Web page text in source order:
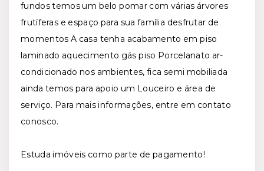
fundos temos um belo pomar com várias árvores
frutíferas e espaço para sua família desfrutar de
momentos A casa tenha acabamento em piso
laminado aquecimento gás piso Porcelanato ar-
condicionado nos ambientes, fica semi mobiliada
ainda temos para apoio um Louceiro e área de
serviço. Para mais informações, entre em contato
conosco.
Estuda imóveis como parte de pagamento!